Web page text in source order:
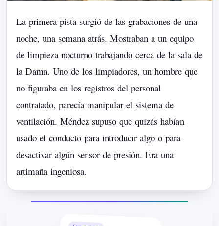
La primera pista surgió de las grabaciones de una
noche, una semana atrás. Mostraban a un equipo
de limpieza nocturno trabajando cerca de la sala de
la Dama. Uno de los limpiadores, un hombre que
no figuraba en los registros del personal
contratado, parecía manipular el sistema de
ventilación. Méndez supuso que quizás habían
usado el conducto para introducir algo o para
desactivar algún sensor de presión. Era una
artimaña ingeniosa.